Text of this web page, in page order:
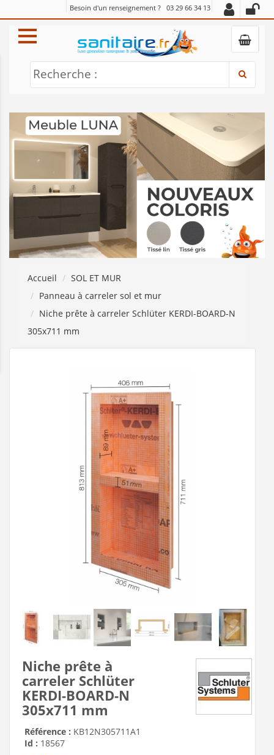
Besoin d'un renseignement ? 03 29 66 34 13
Recherche :
Accueil
SOL ET MUR
Panneau à carreler sol et mur
Niche prête à carreler Schlüter KERDI-BOARD-N
305x711 mm
Niche prête à
carreler Schlüter
KERDI-BOARD-N
305x711 mm
Référence : KB12N305711A1
Id : 18567